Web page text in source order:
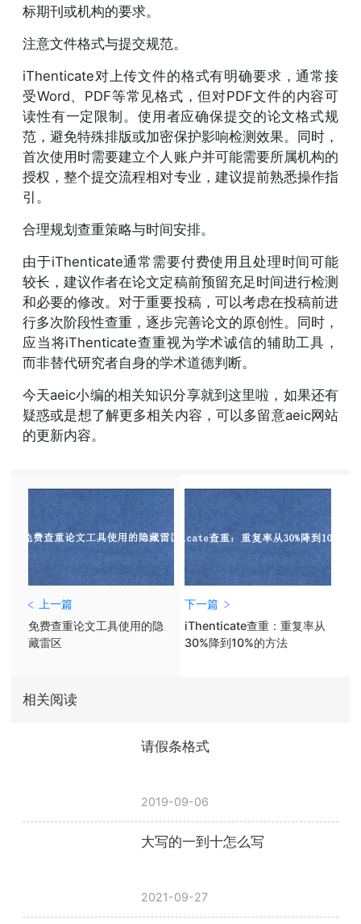
标期刊或机构的要求。
注意文件格式与提交规范。
iThenticate对上传文件的格式有明确要求，通常接
受Word、PDF等常见格式，但对PDF文件的内容可
读性有一定限制。使用者应确保提交的论文格式规
范，避免特殊排版或加密保护影响检测效果。同时，
首次使用时需要建立个人账户并可能需要所属机构的
授权，整个提交流程相对专业，建议提前熟悉操作指
引。
合理规划查重策略与时间安排。
由于iThenticate通常需要付费使用且处理时间可能
较长，建议作者在论文定稿前预留充足时间进行检测
和必要的修改。对于重要投稿，可以考虑在投稿前进
行多次阶段性查重，逐步完善论文的原创性。同时，
应当将iThenticate查重视为学术诚信的辅助工具，
而非替代研究者自身的学术道德判断。
今天aeic小编的相关知识分享就到这里啦，如果还有
疑惑或是想了解更多相关内容，可以多留意aeic网站
的更新内容。
上一篇
免费查重论文工具使用的隐
藏雷区
下一篇
iThenticate查重：重复率从
30%降到10%的方法
相关阅读
请假条格式
2019-09-06
大写的一到十怎么写
2021-09-27